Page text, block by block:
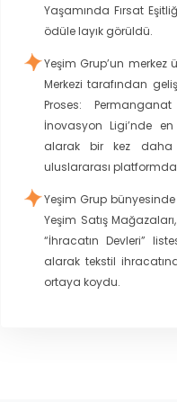
Yaşamında Fırsat
ödüle layık görüldü.
Yeşim Grup’un merkez
Merkezi tarafından
Proses:
İnovasyon Ligi’nde
alarak bir kez daha
uluslararası
Yeşim Grup
Yeşim Satış
“İhracatın Devleri”
alarak tekstil
ortaya koydu.